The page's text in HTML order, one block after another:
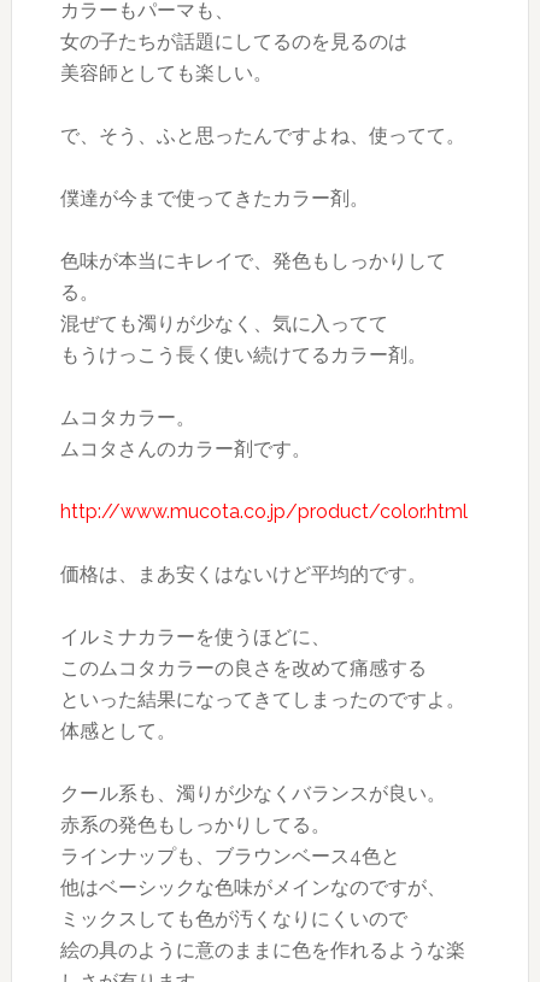
カラーもパーマも、
女の子たちが話題にしてるのを見るのは
美容師としても楽しい。
で、そう、ふと思ったんですよね、使ってて。
僕達が今まで使ってきたカラー剤。
色味が本当にキレイで、発色もしっかりして
る。
混ぜても濁りが少なく、気に入ってて
もうけっこう長く使い続けてるカラー剤。
ムコタカラー。
ムコタさんのカラー剤です。
http://www.mucota.co.jp/product/color.html
価格は、まあ安くはないけど平均的です。
イルミナカラーを使うほどに、
このムコタカラーの良さを改めて痛感する
といった結果になってきてしまったのですよ。
体感として。
クール系も、濁りが少なくバランスが良い。
赤系の発色もしっかりしてる。
ラインナップも、ブラウンベース4色と
他はベーシックな色味がメインなのですが、
ミックスしても色が汚くなりにくいので
絵の具のように意のままに色を作れるような楽